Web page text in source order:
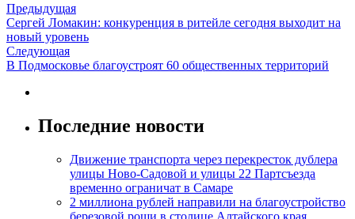
Предыдущая
Сергей Ломакин: конкуренция в ритейле сегодня выходит на
новый уровень
Следующая
В Подмосковье благоустроят 60 общественных территорий
Последние новости
Движение транспорта через перекресток дублера
улицы Ново-Садовой и улицы 22 Партсъезда
временно ограничат в Самаре
2 миллиона рублей направили на благоустройство
березовой рощи в столице Алтайского края